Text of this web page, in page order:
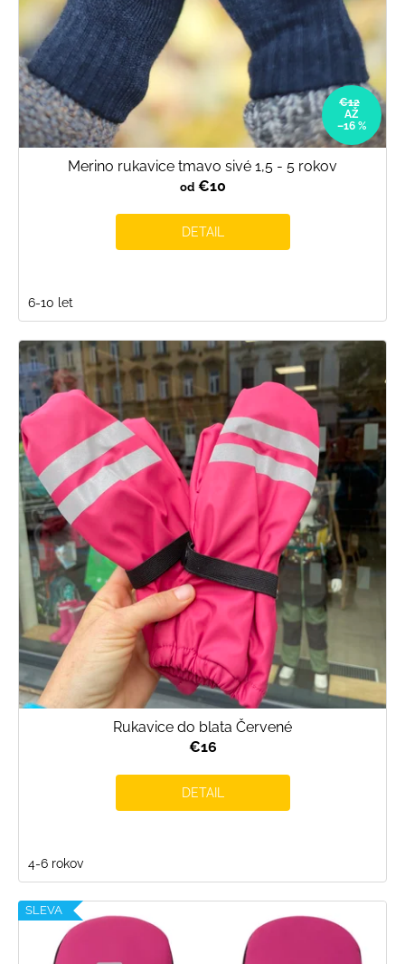
€12
AŽ
–16 %
Merino rukavice tmavo sivé 1,5 - 5 rokov
od€10
DETAIL
6-10 let
Rukavice do blata Červené
€16
DETAIL
4-6 rokov
SLEVA